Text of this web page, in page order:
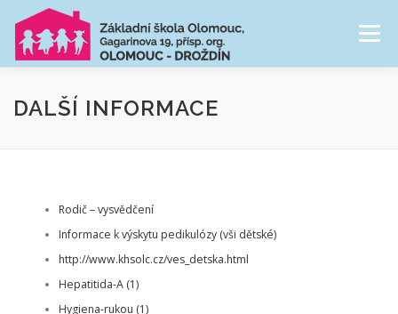
Přeskočit
obsah
Menu
NAŠE ŠKOLA ŠKOLNÍ DRUŽINA
PRO RODIČE
DALŠÍ INFORMACE
Rodič – vysvědčení
Informace k výskytu pedikulózy (vši dětské)
http://www.khsolc.cz/ves_detska.html
Hepatitida-A (1)
Hygiena-rukou (1)